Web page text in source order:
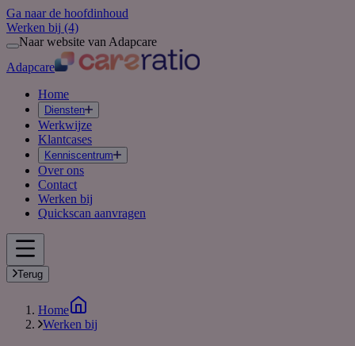
Ga naar de hoofdinhoud
Werken bij (4)
Naar website van Adapcare
Adapcare
Home
Diensten
Werkwijze
Klantcases
Kenniscentrum
Over ons
Contact
Werken bij
Quickscan aanvragen
Terug
Home
Werken bij